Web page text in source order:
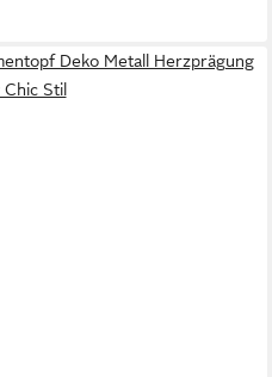
Deko Metall Herzprägung
Chic Stil